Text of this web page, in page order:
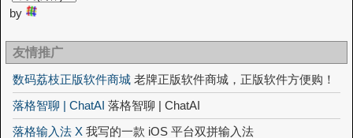
by
友情推广
数码荔枝正版软件商城 老牌正版软件商城，正版软件方便购！
落格智聊 | ChatAI 落格智聊 | ChatAI
落格输入法 X 我写的一款 iOS 平台双拼输入法